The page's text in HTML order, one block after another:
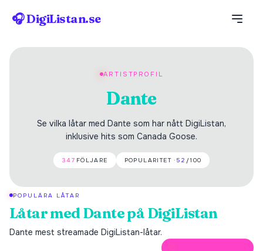
🎧 DigiListan.se
ARTISTPROFIL
Dante
Se vilka låtar med Dante som har nått DigiListan,
inklusive hits som Canada Goose.
347 FÖLJARE POPULARITET · 52 /100
POPULÄRA LÅTAR
Låtar medDantepå DigiListan
Dante mest streamade DigiListan-låtar.